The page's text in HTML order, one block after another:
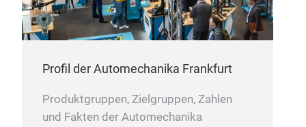
Profil der Automechanika Frankfurt
Produktgruppen, Zielgruppen, Zahlen
und Fakten der Automechanika